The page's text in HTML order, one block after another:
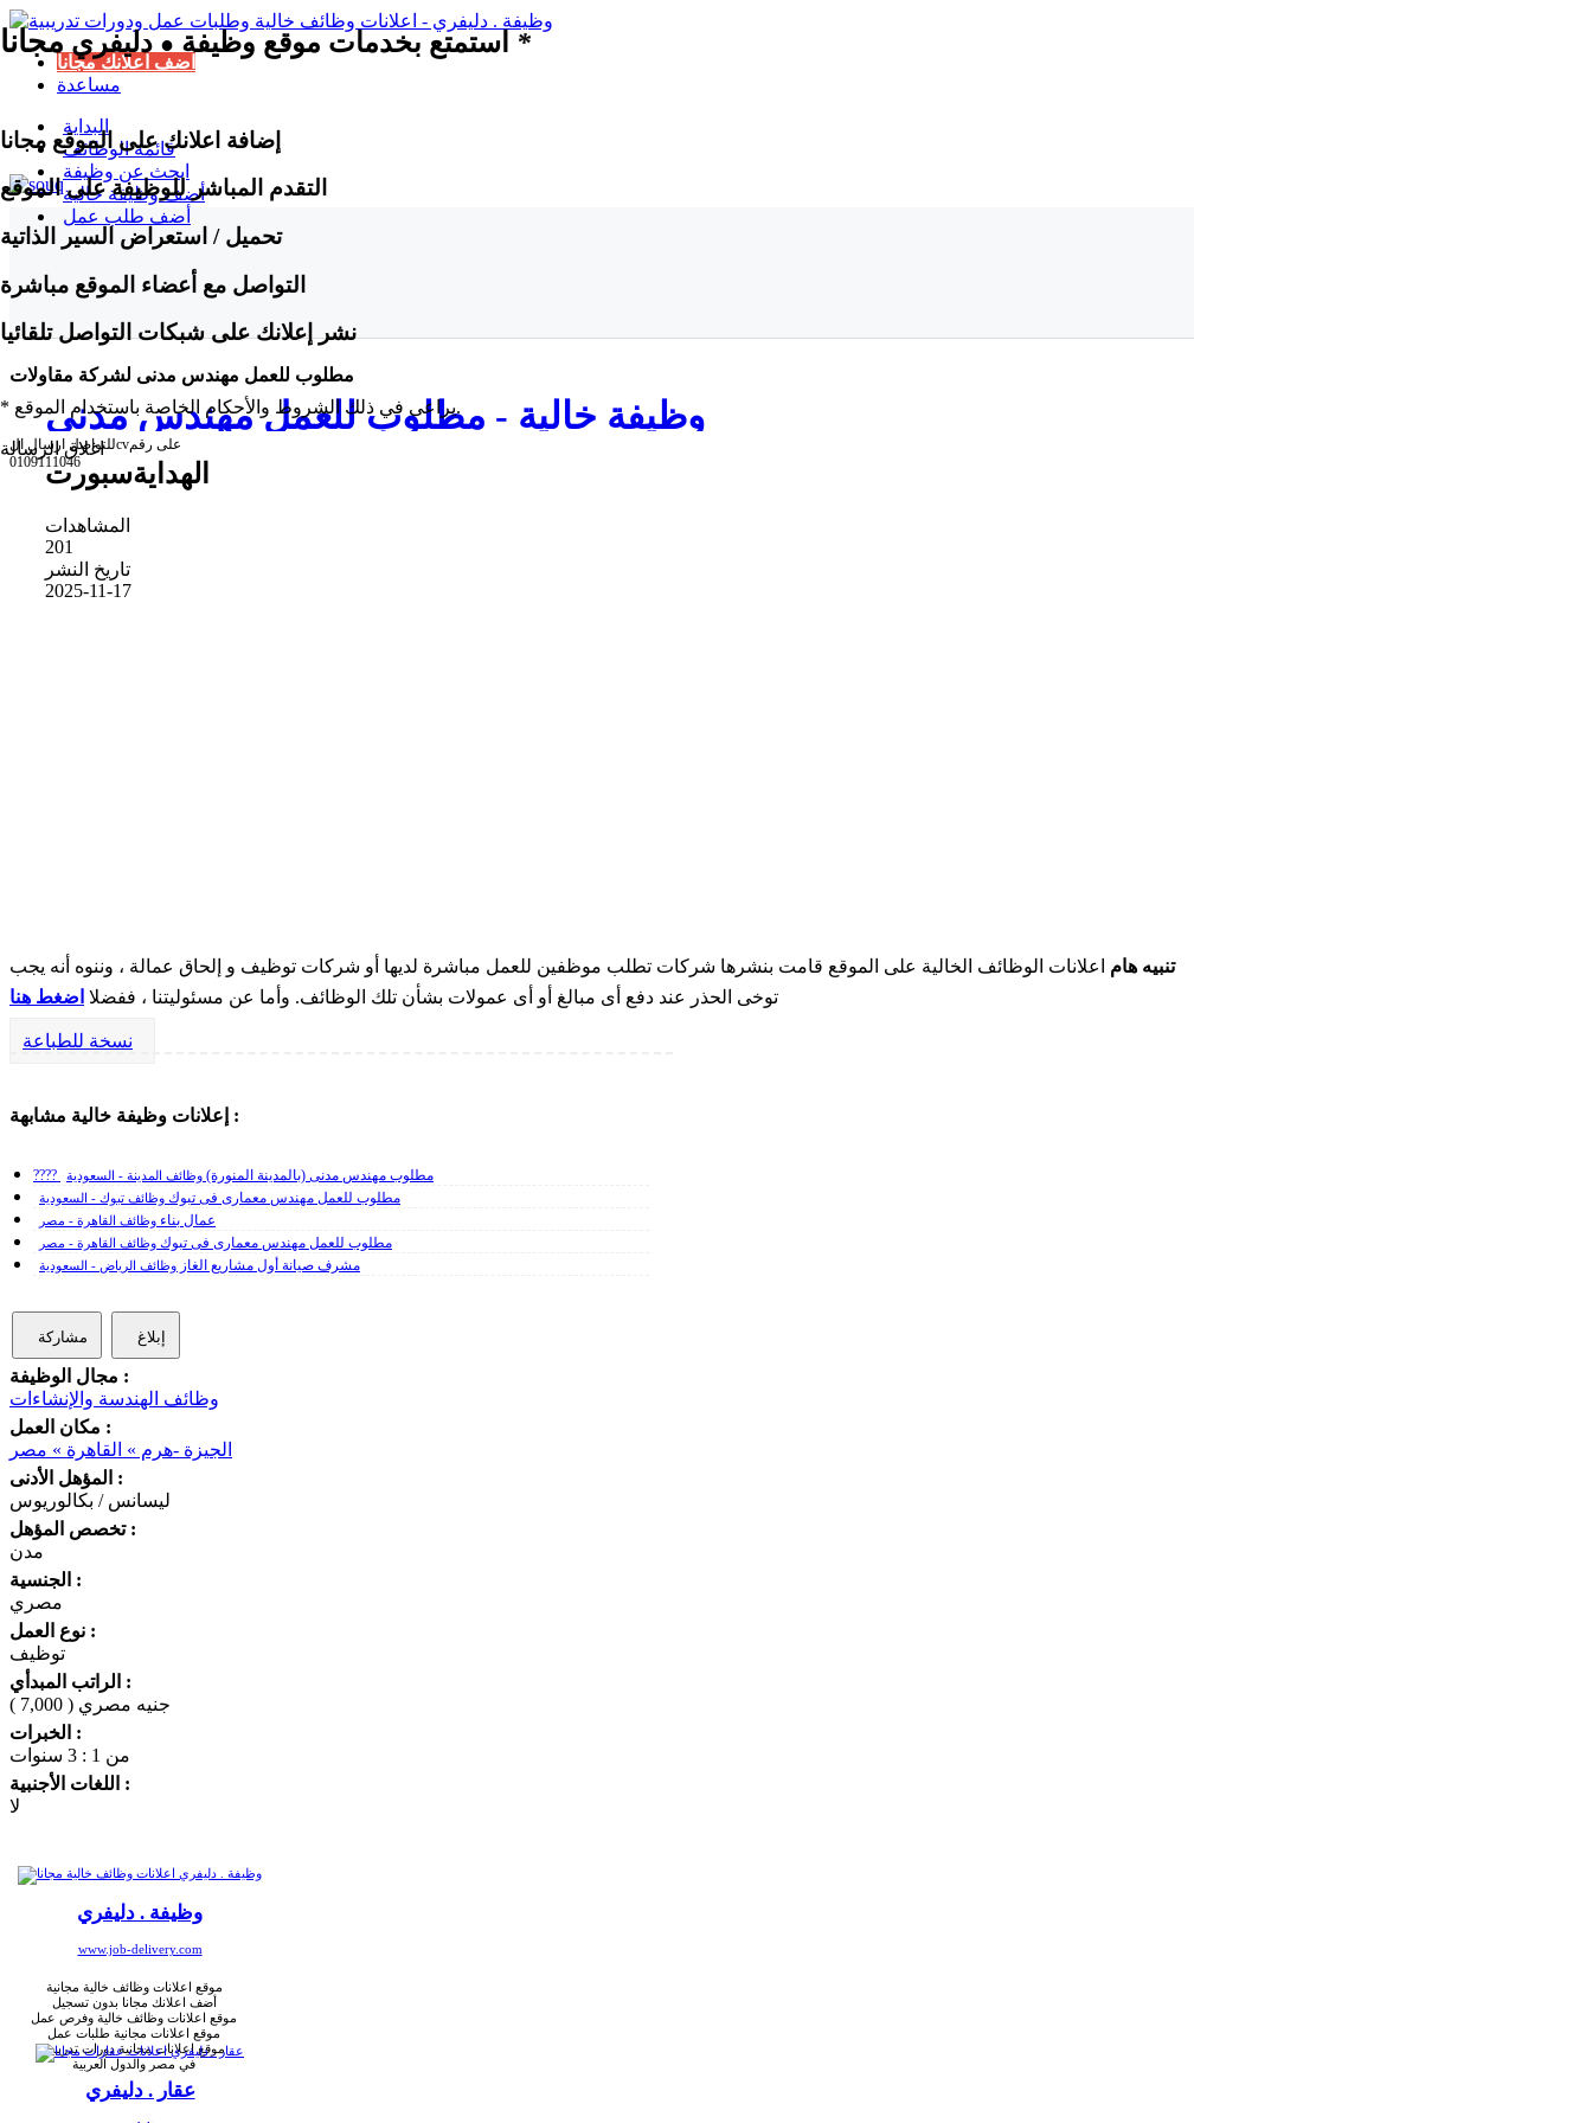
اضف اعلانك مجانا
مساعدة
البداية
قائمة الوظائف
ابحث عن وظيفة
أضف وظيفة خالية
أضف طلب عمل
وظيفة خالية - مطلوب للعمل مهندس مدنى
لشركة مقاولات
الهدايةسبورت
المشاهدات
201
تاريخ النشر
2025-11-17
مطلوب للعمل مهندس مدنى لشركة مقاولات
للتواصل ارسال الcvعلى رقم
0109111046
تنبيه هام اعلانات الوظائف الخالية على الموقع قامت بنشرها شركات تطلب موظفين للعمل مباشرة لديها أو شركات توظيف و إلحاق عمالة ، وننوه أنه يجب
توخى الحذر عند دفع أى مبالغ أو أى عمولات بشأن تلك الوظائف. وأما عن مسئوليتنا ، ففضلا اضغط هنا
نسخة للطباعة
إعلانات وظيفة خالية مشابهة :
???? مطلوب مهندس مدنى (بالمدينة المنورة) وظائف المدينة - السعودية
مطلوب للعمل مهندس معمارى فى تبوك وظائف تبوك - السعودية
عمال بناء وظائف القاهرة - مصر
مطلوب للعمل مهندس معمارى فى تبوك وظائف القاهرة - مصر
مشرف صيانة أول مشاريع الغاز وظائف الرياض - السعودية
مشاركة إبلاغ
مجال الوظيفة :
وظائف الهندسة والإنشاءات
مكان العمل :
الجيزة -هرم » القاهرة » مصر
المؤهل الأدنى :
ليسانس / بكالوريوس
تخصص المؤهل :
مدن
الجنسية :
مصري
نوع العمل :
توظيف
الراتب المبدأي :
( 7,000 ) جنيه مصري
الخبرات :
من 1 : 3 سنوات
اللغات الأجنبية :
لا
وظيفة . دليفري
www.job-delivery.com
موقع اعلانات وظائف خالية مجانية
أضف اعلانك مجانا بدون تسجيل
موقع اعلانات وظائف خالية وفرص عمل
موقع اعلانات مجانية طلبات عمل
موقع اعلانات مجانية دورات تدريبية
في مصر والدول العربية
عقار . دليفري
استمتع بخدمات موقع وظيفة ● دليفري مجانا *
إضافة اعلانك على الموقع مجانا
التقدم المباشر للوظيفة على الموقع
تحميل / استعراض السير الذاتية
التواصل مع أعضاء الموقع مباشرة
نشر إعلانك على شبكات التواصل تلقائيا
* يراعى في ذلك الشروط والأحكام الخاصة باستخدام الموقع.
اغلاق الرسالة